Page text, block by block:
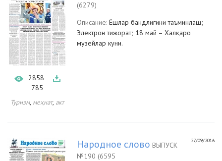
2858
785
Туризм, меҳнат, акт
(6279)
Описание: Ёшлар бандлигини таъминлаш;
Электрон тижорат; 18 май – Халқаро
музейлар куни.
27/09/2016
Народное слово ВЫПУСК
№190 (6595